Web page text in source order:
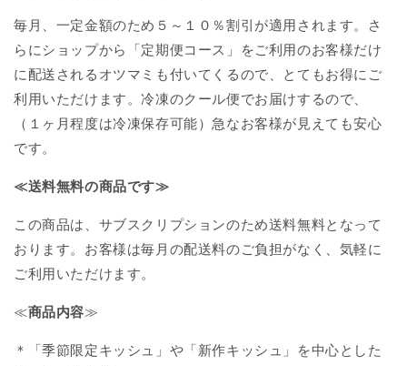
毎月、一定金額のため５～１０％割引が適用されます。さ
らにショップから「定期便コース」をご利用のお客様だけ
に配送されるオツマミも付いてくるので、とてもお得にご
利用いただけます。冷凍のクール便でお届けするので、
（１ヶ月程度は冷凍保存可能）急なお客様が見えても安心
です。
≪送料無料の商品です≫
この商品は、サブスクリプションのため送料無料となって
おります。お客様は毎月の配送料のご負担がなく、気軽に
ご利用いただけます。
≪商品内容≫
＊「季節限定キッシュ」や「新作キッシュ」を中心とした